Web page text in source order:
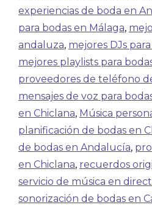
experiencias de boda en
para bodas en Málaga,
andaluza, mejores DJs
mejores playlists para
proveedores de teléfono
mensajes de voz para
en Chiclana, Música
planificación de bodas en
de bodas en Andalucía,
en Chiclana, recuerdos
servicio de música en
sonorización de bodas en